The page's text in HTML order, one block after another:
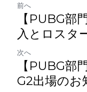
前へ
【PUBG部
入とロスタ
次へ
【PUBG部
G2出場のお